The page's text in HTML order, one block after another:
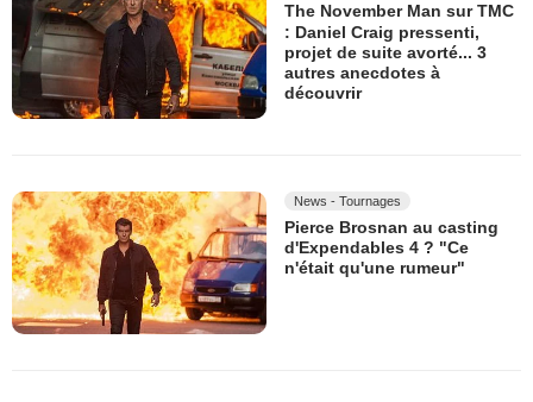
The November Man sur TMC
: Daniel Craig pressenti,
projet de suite avorté... 3
autres anecdotes à
découvrir
News - Tournages
Pierce Brosnan au casting
d'Expendables 4 ? "Ce
n'était qu'une rumeur"